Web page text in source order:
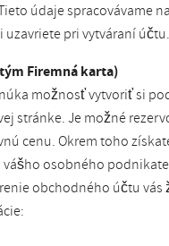
údaje spracovávame
uzavriete pri vytváraní účtu.
Firemná karta)
možnosť vytvoriť si
stránke. Je možné
cenu. Okrem toho
osobného
obchodného účtu vás